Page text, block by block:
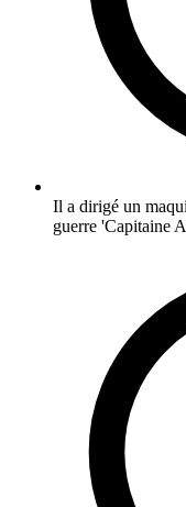
Il a dirigé un
guerre 'Capitaine